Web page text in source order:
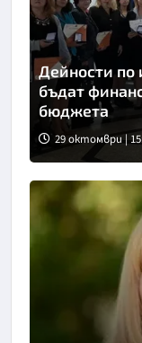
Дейности по
бъдат
бюджета
29 октомври |